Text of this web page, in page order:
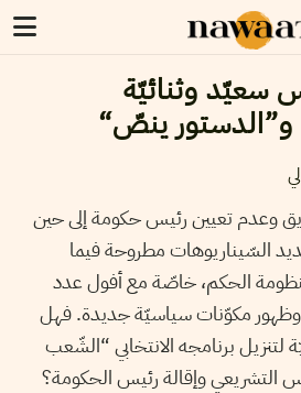
80: قيس سعيّد وثنائيّة
ينصّ“
وعدم تعيين رئيس حكومة إلى حين
السّيناريوهات مطروحة فيما
الحكم، خاصّة مع أفول عدد
وظهور مكوّنات سياسيّة جديدة. فهل
برنامجه الانتخابي “الشّعب
التشريعي وإقالة رئيس الحكومة؟